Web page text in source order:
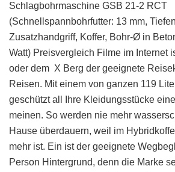
Schlagbohrmaschine GSB 21-2 RCT
(Schnellspannbohrfutter: 13 mm,
Zusatzhandgriff, Koffer, Bohr-Ø in
Watt) Preisvergleich Filme im Internet
oder dem X Berg der geeignete
Reisen. Mit einem von ganzen 119
geschützt all Ihre Kleidungsstücke
meinen. So werden nie mehr
Hause überdauern, weil im
mehr ist. Ein ist der geeignete
Person Hintergrund, denn die Marke